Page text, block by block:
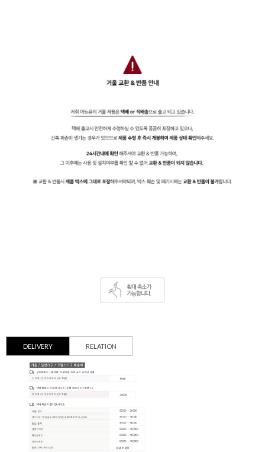
DELIVERY RELATION